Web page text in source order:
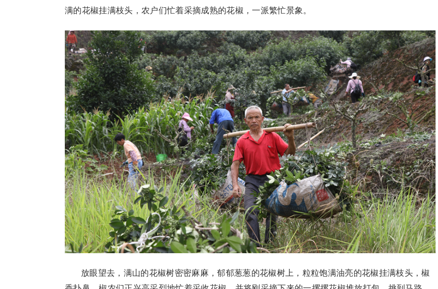
满的花椒挂满枝头，农户们忙着采摘成熟的花椒，一派繁忙景象。
放眼望去，满山的花椒树密密麻麻，郁郁葱葱的花椒树上，粒粒饱满油亮的花椒挂满枝头，椒